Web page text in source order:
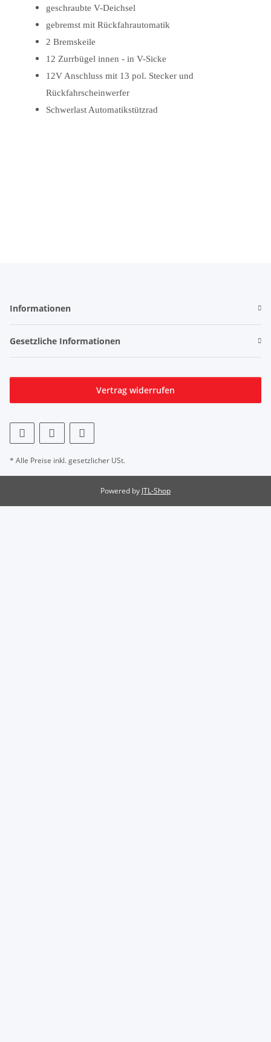
geschraubte V-Deichsel
gebremst mit Rückfahrautomatik
2 Bremskeile
12 Zurrbügel innen - in V-Sicke
12V Anschluss mit 13 pol. Stecker und
Rückfahrscheinwerfer
Schwerlast Automatikstützrad
Informationen
Gesetzliche Informationen
Vertrag widerrufen
* Alle Preise inkl. gesetzlicher USt.
Powered by JTL-Shop